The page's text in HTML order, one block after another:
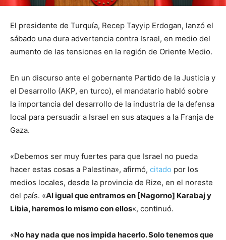
El presidente de Turquía, Recep Tayyip Erdogan, lanzó el
sábado una dura advertencia contra Israel, en medio del
aumento de las tensiones en la región de Oriente Medio.
En un discurso ante el gobernante Partido de la Justicia y
el Desarrollo (AKP, en turco), el mandatario habló sobre
la importancia del desarrollo de la industria de la defensa
local para persuadir a Israel en sus ataques a la Franja de
Gaza.
«Debemos ser muy fuertes para que Israel no pueda
hacer estas cosas a Palestina», afirmó, citado por los
medios locales, desde la provincia de Rize, en el noreste
del país. «Al igual que entramos en [Nagorno] Karabaj y
Libia, haremos lo mismo con ellos«, continuó.
«No hay nada que nos impida hacerlo. Solo tenemos que